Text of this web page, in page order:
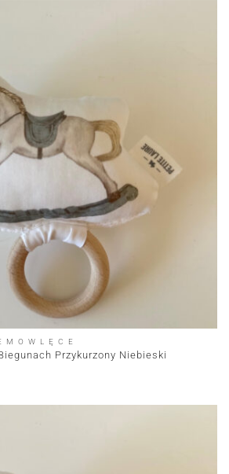
Przykurzony Niebieski